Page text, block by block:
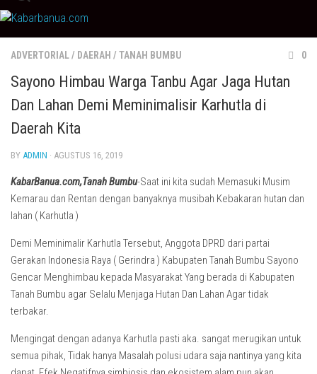
Skip
to
content
ADVERTORIAL/ DAERAH / TANAH BUMBU 0
Sayono Himbau Warga Tanbu Agar Jaga Hutan
Dan Lahan Demi Meminimalisir Karhutla di
Daerah Kita
BY ADMIN · AGUSTUS 16, 2019
KabarBanua.com,Tanah Bumbu-Saat ini kita sudah Memasuki Musim
Kemarau dan Rentan dengan banyaknya musibah Kebakaran hutan dan
lahan ( Karhutla )
Demi Meminimalir Karhutla Tersebut, Anggota DPRD dari partai
Gerakan Indonesia Raya ( Gerindra ) Kabupaten Tanah Bumbu Sayono
Gencar Menghimbau kepada Masyarakat Yang berada di Kabupaten
Tanah Bumbu agar Selalu Menjaga Hutan Dan Lahan Agar tidak
terbakar.
Mengingat dengan adanya Karhutla pasti aka. sangat merugikan untuk
semua pihak, Tidak hanya Masalah polusi udara saja nantinya yang kita